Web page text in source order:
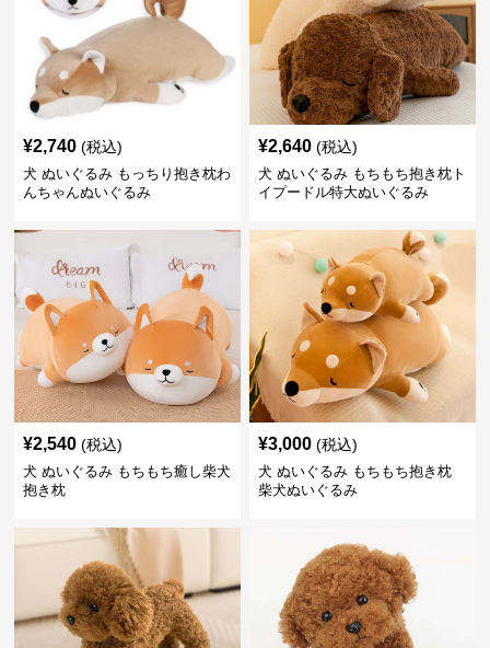
¥2,740 (税込)
犬 ぬいぐるみ もっちり抱き枕わ
んちゃんぬいぐるみ
¥2,640 (税込)
犬 ぬいぐるみ もちもち抱き枕ト
イプードル特大ぬいぐるみ
¥2,540 (税込)
犬 ぬいぐるみ もちもち癒し柴犬
抱き枕
¥3,000 (税込)
犬 ぬいぐるみ もちもち抱き枕
柴犬ぬいぐるみ